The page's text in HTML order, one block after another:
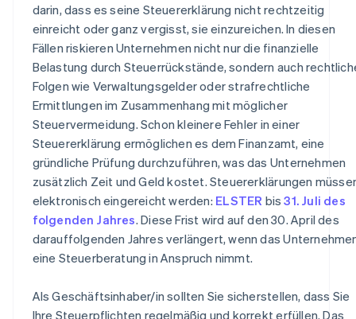
darin, dass es seine Steuererklärung nicht rechtzeitig
einreicht oder ganz vergisst, sie einzureichen. In diesen
Fällen riskieren Unternehmen nicht nur die finanzielle
Belastung durch Steuerrückstände, sondern auch
Folgen wie Verwaltungsgelder oder strafrechtliche
Ermittlungen im Zusammenhang mit möglicher
Steuervermeidung. Schon kleinere Fehler in einer
Steuererklärung ermöglichen es dem Finanzamt, eine
gründliche Prüfung durchzuführen, was das Unternehmen
zusätzlich Zeit und Geld kostet. Steuererklärungen
elektronisch eingereicht werden: ELSTER bis31. Juli des
folgenden Jahres. Diese Frist wird auf den 30. April des
darauffolgenden Jahres verlängert, wenn das
eine Steuerberatung in Anspruch nimmt.
Als Geschäftsinhaber/in sollten Sie sicherstellen, dass Sie
Ihre Steuerpflichten regelmäßig und korrekt erfüllen. Das